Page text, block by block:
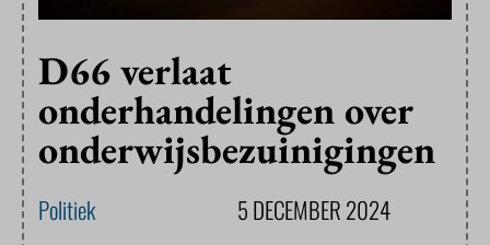
D66 verlaat
onderhandelingen over
onderwijsbezuinigingen
Politiek 5 DECEMBER 2024